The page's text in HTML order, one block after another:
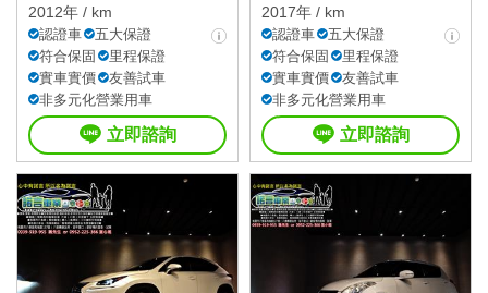
2012年 / km
認證車
五大保證
符合保固
里程保證
實車實價
友善試車
非多元化營業用車
立即諮詢
2017年 / km
認證車
五大保證
符合保固
里程保證
實車實價
友善試車
非多元化營業用車
立即諮詢